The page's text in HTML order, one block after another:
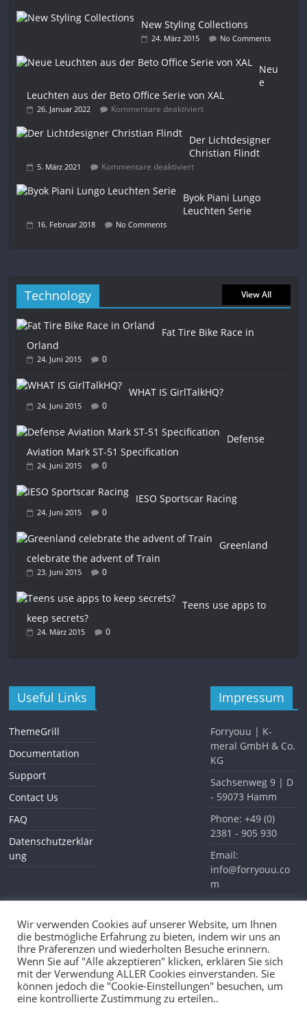
New Styling Collections
24. März 2015 No Comments
Neu
e
Leuchten aus der Beto Office Serie von XAL
26. Januar 2022 Kommentare deaktiviert
Der Lichtdesigner
Christian Flindt
5. März 2021 Kommentare deaktiviert
Byok Piani Lungo
Leuchten Serie
16. Februar 2018 No Comments
Technology View All
Fat Tire Bike Race in
Orland
24. Juni 2015 0
WHAT IS GirlTalkHQ?
24. Juni 2015 0
Defense
Aviation Mark ST-51 Specification
24. Juni 2015 0
IESO Sportscar Racing
24. Juni 2015 0
Greenland
celebrate the advent of Train
23. Juni 2015 0
Teens use apps to
keep secrets?
24. März 2015 0
Useful Links
ThemeGrill
Documentation
Support
Contact Us
FAQ
Datenschutzerklär
ung
Impressum
Forryouu | K-
meral GmbH & Co.
KG
Sachsenweg 9 | D
- 59073 Hamm
Phone: +49 (0)
2381 - 905 930
Email:
info@forryouu.co
m
www.forryouu.com
Waldhaus Möhnesee
Copyright © 2026Forryouu. All rights reserved.
Wir verwenden Cookies auf unserer Website, um Ihnen
die bestmögliche Erfahrung zu bieten, indem wir uns an
Ihre Präferenzen und wiederholten Besuche erinnern.
Wenn Sie auf "Alle akzeptieren" klicken, erklären Sie sich
mit der Verwendung ALLER Cookies einverstanden. Sie
können jedoch die "Cookie-Einstellungen" besuchen, um
eine kontrollierte Zustimmung zu erteilen..